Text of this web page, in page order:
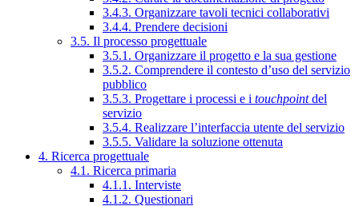
3.4.3. Organizzare tavoli tecnici collaborativi
3.4.4. Prendere decisioni
3.5. Il processo progettuale
3.5.1. Organizzare il progetto e la sua gestione
3.5.2. Comprendere il contesto d’uso del servizio
pubblico
3.5.3. Progettare i processi e i touchpointdel
servizio
3.5.4. Realizzare l’interfaccia utente del servizio
3.5.5. Validare la soluzione ottenuta
4. Ricerca progettuale
4.1. Ricerca primaria
4.1.1. Interviste
4.1.2. Questionari